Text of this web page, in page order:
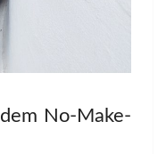
No-Make-